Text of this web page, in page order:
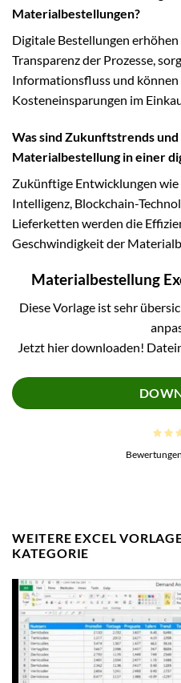
Materialbestellungen?
Digitale Bestellungen
Transparenz der Prozesse,
Informationsfluss und können
Kosteneinsparungen im
Was sind Zukunftstrends
Materialbestellung in einer
Zukünftige Entwicklungen
Intelligenz, Blockchain-
Lieferketten werden die
Geschwindigkeit der
Materialbestellung
Diese Vorlage ist sehr
Jetzt hier downloaden!
WEITERE EXCEL
KATEGORIE